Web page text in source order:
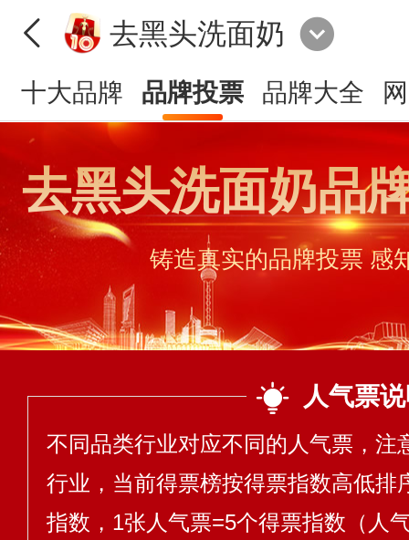
去黑头洗面奶
十大品牌 品牌投票 品牌大全
去黑头洗面奶品
铸造真实的品牌投票 感
人气票
不同品类行业对应不同的人气票，注
行业，当前得票榜按得票指数高低排
指数，1张人气票=5个得票指数（人